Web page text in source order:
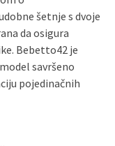
šetnje s dvoje
da osigura
Bebetto42 je
savršeno
pojedinačnih